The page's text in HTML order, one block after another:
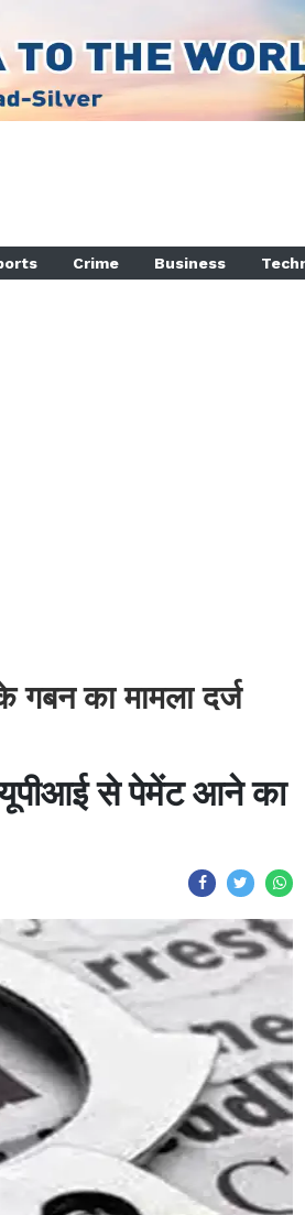
Crime Business
गबन का मामला दर्ज
से पेमेंट आने का